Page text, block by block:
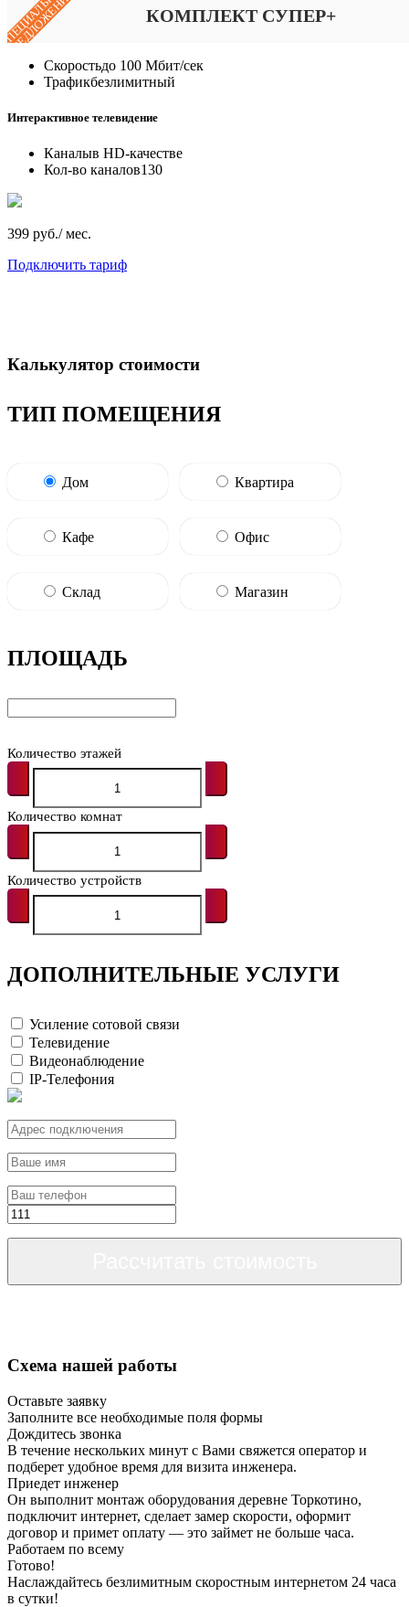
ПРЕДЛОЖЕНИЕ КОМПЛЕКТ СУПЕР+
Скоростьдо 100 Мбит/сек
Трафикбезлимитный
Интерактивное телевидение
Каналыв HD-качестве
Кол-во каналов130
399 руб./ мес.
Подключить тариф
Калькулятор стоимости
ТИП ПОМЕЩЕНИЯ
Дом Квартира
Кафе Офис
Склад Магазин
ПЛОЩАДЬ
Количество этажей
Количество комнат
Количество устройств
ДОПОЛНИТЕЛЬНЫЕ УСЛУГИ
Усиление сотовой связи
Телевидение
Видеонаблюдение
IP-Телефония
Схема нашей работы
Оставьте заявку
Заполните все необходимые поля формы
Дождитесь звонка
В течение нескольких минут с Вами свяжется оператор и
подберет удобное время для визита инженера.
Приедет инженер
Он выполнит монтаж оборудования деревне Торкотино,
подключит интернет, сделает замер скорости, оформит
договор и примет оплату — это займет не больше часа.
Работаем по всему
Готово!
Наслаждайтесь безлимитным скоростным интернетом 24 часа
в сутки!